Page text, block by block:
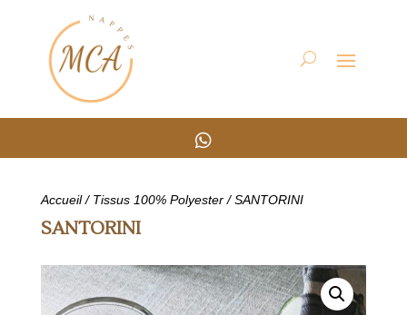

Accueil/ Tissus 100% Polyester/ SANTORINI
SANTORINI